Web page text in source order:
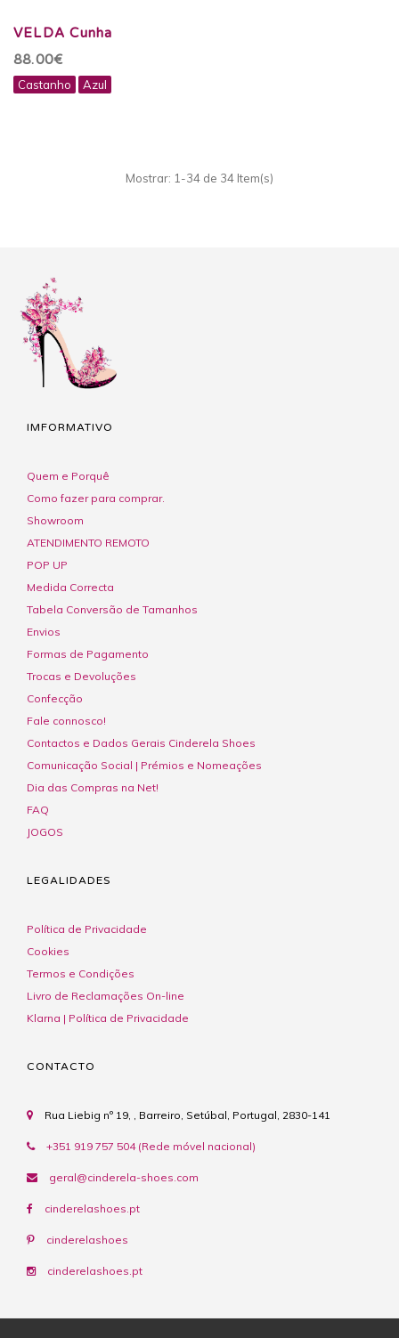
VELDA Cunha
88.00€
Castanho Azul
Mostrar: 1-34 de 34 Item(s)
IMFORMATIVO
Quem e Porquê
Como fazer para comprar.
Showroom
ATENDIMENTO REMOTO
POP UP
Medida Correcta
Tabela Conversão de Tamanhos
Envios
Formas de Pagamento
Trocas e Devoluções
Confecção
Fale connosco!
Contactos e Dados Gerais Cinderela Shoes
Comunicação Social | Prémios e Nomeações
Dia das Compras na Net!
FAQ
JOGOS
LEGALIDADES
Política de Privacidade
Cookies
Termos e Condições
Livro de Reclamações On-line
Klarna | Política de Privacidade
CONTACTO
Rua Liebig nº 19, , Barreiro, Setúbal, Portugal, 2830-141
+351 919 757 504 (Rede móvel nacional)
geral@cinderela-shoes.com
cinderelashoes.pt
cinderelashoes
cinderelashoes.pt